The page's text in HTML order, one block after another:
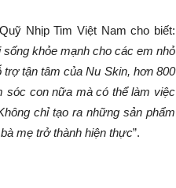
Nhịp Tim Việt Nam cho biết:
khỏe mạnh cho các em nhỏ
tận tâm của Nu Skin, hơn 800
sóc con nữa mà có thể làm việc
chỉ tạo ra những sản phẩm
mẹ trở thành hiện thực”.